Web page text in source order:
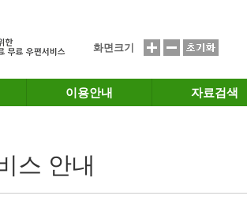
화면크기
이용안내 자료검색
스 안내